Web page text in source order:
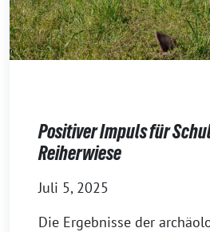
Positiver Impuls für
Reiherwiese
Juli 5, 2025
Die Ergebnisse der